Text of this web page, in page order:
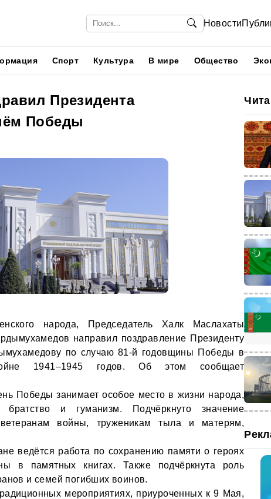
Новости
Спорт Культура В мире Общество
Президента
Победы
народа, Председатель Халк Маслахаты
направил поздравление Президенту
по случаю 81-й годовщины Победы в
1941–1945 годов. Об этом сообщает
Победы занимает особое место в жизни народа,
и гуманизм. Подчёркнуто значение
войны, труженикам тыла и матерям,
ведётся работа по сохранению памяти о героях
в памятных книгах. Также подчёркнута роль
и семей погибших воинов.
мероприятиях, приуроченных к 9 Мая,